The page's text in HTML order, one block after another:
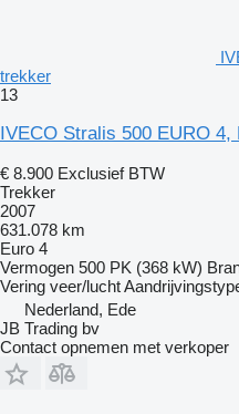
trekker
13
IVECO Stralis 500 EURO 4,
€ 8.900 Exclusief BTW
Trekker
2007
631.078 km
Euro 4
Vermogen 500 PK (368 kW)
Vering veer/lucht
Nederland, Ede
JB Trading bv
Contact opnemen met verkoper